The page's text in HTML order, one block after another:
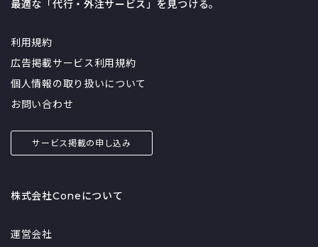
最適な「代行・外注サービス」を見つける。
利用規約
広告掲載サービス利用規約
個人情報の取り扱いについて
お問い合わせ
サービス掲載の申し込み
株式会社Coneについて
運営会社